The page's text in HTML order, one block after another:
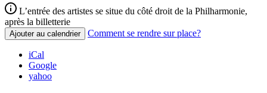
L’entrée des artistes se situe du côté droit de la Philharmonie,
après la billetterie
Ajouter au calendrier Comment se rendre sur place?
iCal
Google
yahoo